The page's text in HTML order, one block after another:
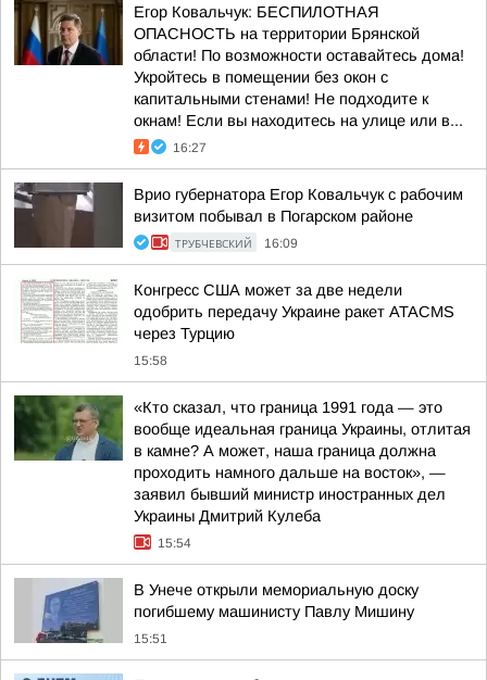
Егор Ковальчук: БЕСПИЛОТНАЯ
ОПАСНОСТЬ на территории Брянской
области! По возможности оставайтесь дома!
Укройтесь в помещении без окон с
капитальными стенами! Не подходите к
окнам! Если вы находитесь на улице или в...
16:27
Врио губернатора Егор Ковальчук с рабочим
визитом побывал в Погарском районе
ТРУБЧЕВСКИЙ 16:09
Конгресс США может за две недели
одобрить передачу Украине ракет ATACMS
через Турцию
15:58
«Кто сказал, что граница 1991 года — это
вообще идеальная граница Украины, отлитая
в камне? А может, наша граница должна
проходить намного дальше на восток», —
заявил бывший министр иностранных дел
Украины Дмитрий Кулеба
15:54
В Унече открыли мемориальную доску
погибшему машинисту Павлу Мишину
15:51